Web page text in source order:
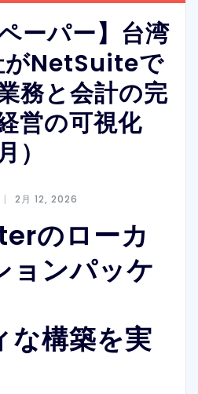
ーパー】台湾
NetSuiteで
務と会計の完
営の可視化
）
2月 12, 2026
のローカ
ョンパッケ
な構築を実